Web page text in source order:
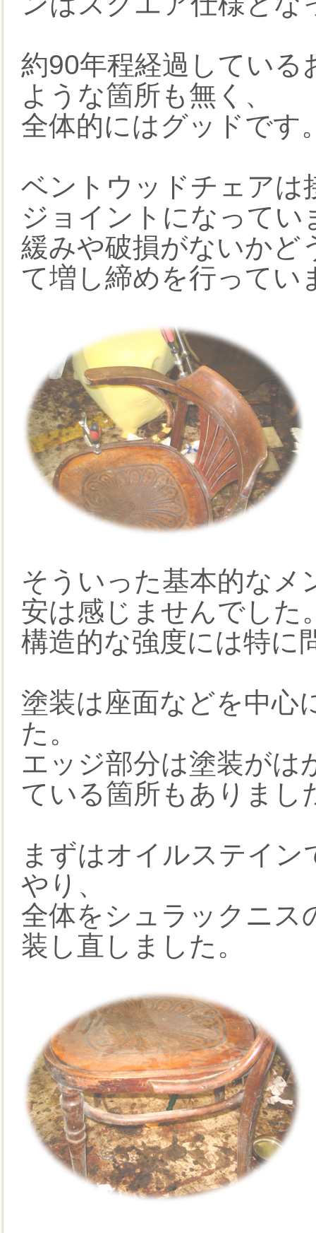
約90年程経過している
ような箇所も無く、
全体的にはグッドです
ベントウッドチェアは
ジョイントになってい
緩みや破損がないかど
て増し締めを行ってい
そういった基本的なメ
安は感じませんでした
構造的な強度には特に
塗装は座面などを中心
た。
エッジ部分は塗装がは
ている箇所もありまし
まずはオイルステイ
やり、
全体をシュラックニス
装し直しました。